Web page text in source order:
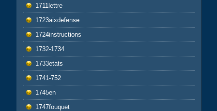
1711lettre
1723aixdefense
1724instructions
1732-1734
1733etats
1741-752
1745en
1747fouquet